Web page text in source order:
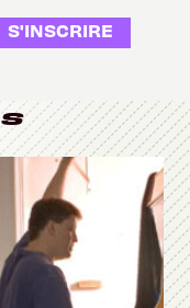
S'INSCRIRE